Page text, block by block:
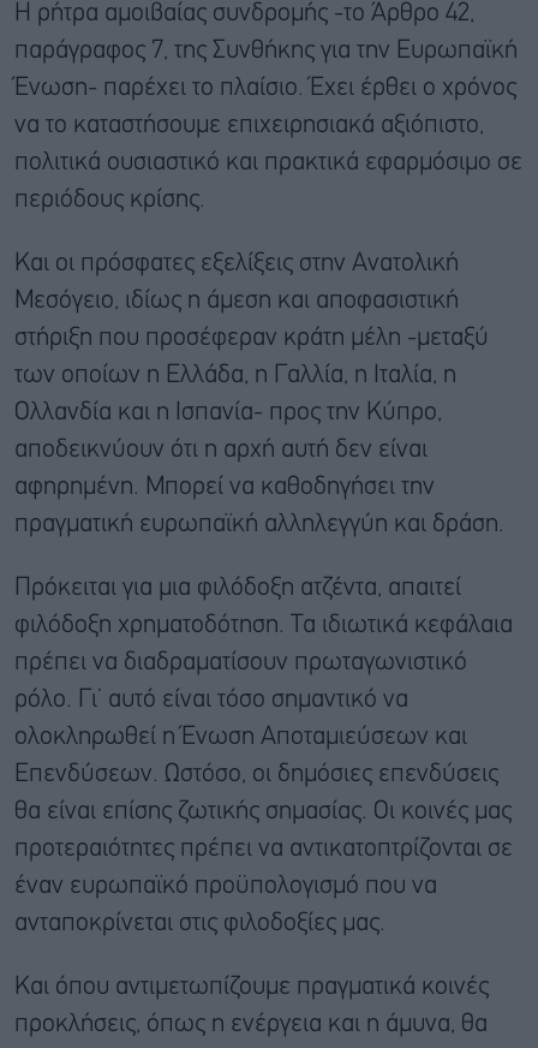
Η ρήτρα αμοιβαίας συνδρομής -το Άρθρο 42,
παράγραφος 7, της Συνθήκης για την Ευρωπαϊκή
Ένωση- παρέχει το πλαίσιο. Έχει έρθει ο χρόνος
να το καταστήσουμε επιχειρησιακά αξιόπιστο,
πολιτικά ουσιαστικό και πρακτικά εφαρμόσιμο σε
περιόδους κρίσης.
Και οι πρόσφατες εξελίξεις στην Ανατολική
Μεσόγειο, ιδίως η άμεση και αποφασιστική
στήριξη που προσέφεραν κράτη μέλη -μεταξύ
των οποίων η Ελλάδα, η Γαλλία, η Ιταλία, η
Ολλανδία και η Ισπανία- προς την Κύπρο,
αποδεικνύουν ότι η αρχή αυτή δεν είναι
αφηρημένη. Μπορεί να καθοδηγήσει την
πραγματική ευρωπαϊκή αλληλεγγύη και δράση.
Πρόκειται για μια φιλόδοξη ατζέντα, απαιτεί
φιλόδοξη χρηματοδότηση. Τα ιδιωτικά κεφάλαια
πρέπει να διαδραματίσουν πρωταγωνιστικό
ρόλο. Γι’ αυτό είναι τόσο σημαντικό να
ολοκληρωθεί η Ένωση Αποταμιεύσεων και
Επενδύσεων. Ωστόσο, οι δημόσιες επενδύσεις
θα είναι επίσης ζωτικής σημασίας. Οι κοινές μας
προτεραιότητες πρέπει να αντικατοπτρίζονται σε
έναν ευρωπαϊκό προϋπολογισμό που να
ανταποκρίνεται στις φιλοδοξίες μας.
Και όπου αντιμετωπίζουμε πραγματικά κοινές
προκλήσεις, όπως η ενέργεια και η άμυνα, θα